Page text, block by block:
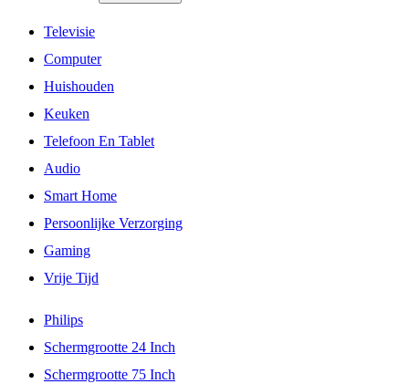
Televisie
Computer
Huishouden
Keuken
Telefoon En Tablet
Audio
Smart Home
Persoonlijke Verzorging
Gaming
Vrije Tijd
Philips
Schermgrootte 24 Inch
Schermgrootte 75 Inch